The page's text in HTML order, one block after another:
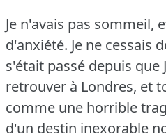
Je n'avais pas sommeil,
d'anxiété. Je ne cessais
s'était passé depuis que
retrouver à Londres, et
comme une horrible
d'un destin inexorable